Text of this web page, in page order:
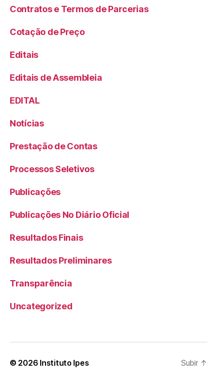
Contratos e Termos de Parcerias
Cotação de Preço
Editais
Editais de Assembleia
EDITAL
Notícias
Prestação de Contas
Processos Seletivos
Publicações
Publicações No Diário Oficial
Resultados Finais
Resultados Preliminares
Transparência
Uncategorized
© 2026 Instituto Ipes Subir ↑